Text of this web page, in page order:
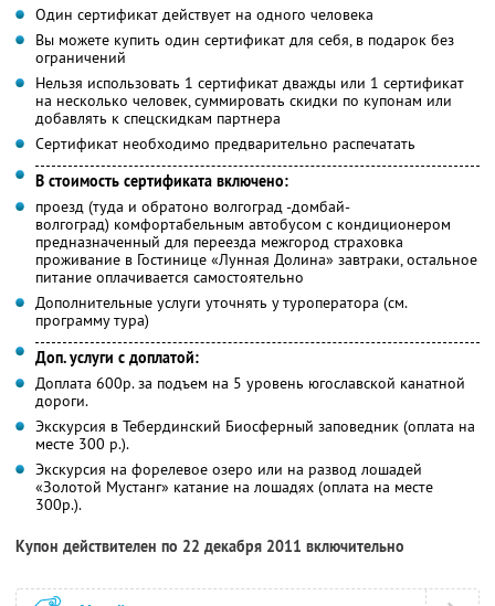
Один сертификат действует на одного человека
Вы можете купить один сертификат для себя, в подарок без
ограничений
Нельзя использовать 1 сертификат дважды или 1 сертификат
на несколько человек, суммировать скидки по купонам или
добавлять к спецскидкам партнера
Сертификат необходимо предварительно распечатать
В стоимость сертификата включено:
проезд (туда и обратоно волгоград -домбай-
волгоград) комфортабельным автобусом с кондиционером
предназначенный для переезда межгород страховка
проживание в Гостинице «Лунная Долина» завтраки, остальное
питание оплачивается самостоятельно
Дополнительные услуги уточнять у туроператора (см.
программу тура)
Доп. услуги с доплатой:
Доплата 600р. за подъем на 5 уровень югославской канатной
дороги.
Экскурсия в Тебердинский Биосферный заповедник (оплата на
месте 300 р.).
Экскурсия на форелевое озеро или на развод лошадей
«Золотой Мустанг» катание на лошадях (оплата на месте
300р.).
Купон действителен по 22 декабря 2011 включительно